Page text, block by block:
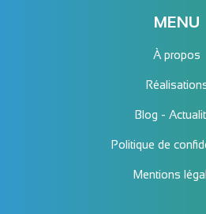
MENU
À propos
Blog -
Politique de
Mentions